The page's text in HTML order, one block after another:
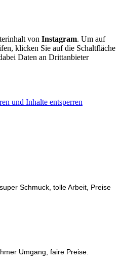
von Instagram. Um auf
klicken Sie auf die Schaltfläche
Daten an Drittanbieter
und Inhalte entsperren
Schmuck, tolle Arbeit, Preise
Umgang, faire Preise.